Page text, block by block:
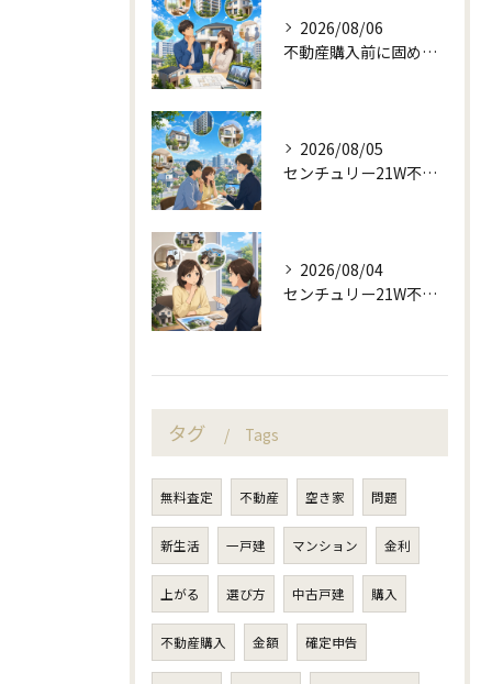
2026/08/06
不動産購入前に固める資金計画と住み替え判断
2026/08/05
センチュリー21W不動産販売と町目線の不動産相談
2026/08/04
センチュリー21W不動産販売と不動産売却の査定失敗例
タグ Tags
無料査定 不動産 空き家 問題
新生活 一戸建 マンション 金利
上がる 選び方 中古戸建 購入
不動産購入 金額 確定申告